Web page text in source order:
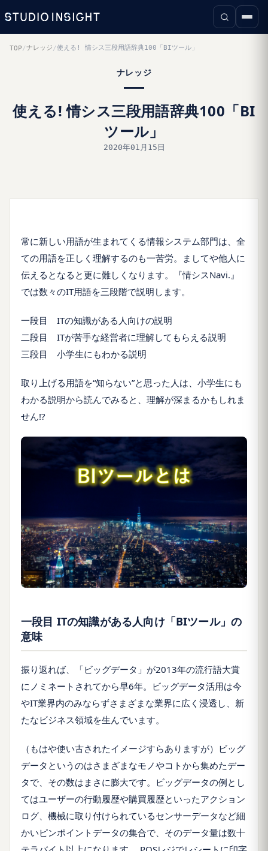
TOP /ナレッジ /使える! 情シス三段用語辞典100「BIツール」
ナレッジ
使える! 情シス三段用語辞典100「BI
ツール」
2020年01月15日
常に新しい用語が生まれてくる情報システム部門は、全
ての用語を正しく理解するのも一苦労。ましてや他人に
伝えるとなると更に難しくなります。『情シスNavi.』
では数々のIT用語を三段階で説明します。
一段目 ITの知識がある人向けの説明
二段目 ITが苦手な経営者に理解してもらえる説明
三段目 小学生にもわかる説明
取り上げる用語を“知らない”と思った人は、小学生にも
わかる説明から読んでみると、理解が深まるかもしれま
せん!?
一段目 ITの知識がある人向け「BIツール」の
意味
振り返れば、「ビッグデータ」が2013年の流行語大賞
にノミネートされてから早6年。ビッグデータ活用は今
やIT業界内のみならずさまざまな業界に広く浸透し、新
たなビジネス領域を生んでいます。
（もはや使い古されたイメージすらありますが）ビッグ
データというのはさまざまなモノやコトから集めたデー
タで、その数はまさに膨大です。ビッグデータの例とし
てはユーザーの行動履歴や購買履歴といったアクション
ログ、機械に取り付けられているセンサーデータなど細
かいピンポイントデータの集合で、そのデータ量は数十